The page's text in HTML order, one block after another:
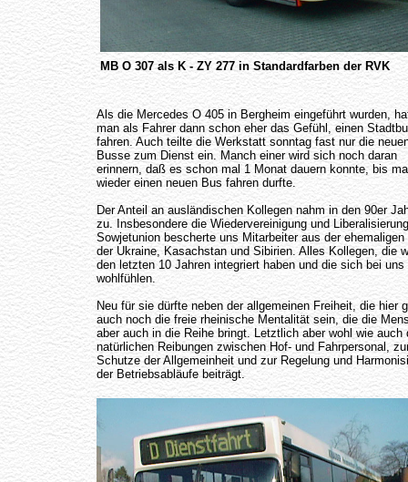
MB O 307 als K - ZY 277 in Standardfarben der RVK
Als die Mercedes O 405 in Bergheim eingeführt wurden,
man als Fahrer dann schon eher das Gefühl, einen
fahren. Auch teilte die Werkstatt sonntag fast nur die
Busse zum Dienst ein. Manch einer wird sich noch daran
erinnern, daß es schon mal 1 Monat dauern konnte, bis
wieder einen neuen Bus fahren durfte.
Der Anteil an ausländischen Kollegen nahm in den 90er
zu. Insbesondere die Wiedervereinigung und
Sowjetunion bescherte uns Mitarbeiter aus der ehemaligen
der Ukraine, Kasachstan und Sibirien. Alles Kollegen, die
den letzten 10 Jahren integriert haben und die sich bei uns
wohlfühlen.
Neu für sie dürfte neben der allgemeinen Freiheit, die hier
auch noch die freie rheinische Mentalität sein, die die
aber auch in die Reihe bringt. Letztlich aber wohl wie auch
natürlichen Reibungen zwischen Hof- und Fahrpersonal,
Schutze der Allgemeinheit und zur Regelung und
der Betriebsabläufe beiträgt.